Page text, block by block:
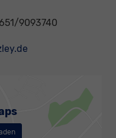
9093740